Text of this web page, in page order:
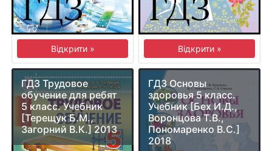
Відкрити » Відкрити »
ГДЗ Трудовое
обучение для ребят
5 класс. Учебник
[Терещук Б.М.,
Загорний В.К.] 2013
ГДЗ Основы
здоровья 5 класс.
Учебник [Бех И.Д.,
Воронцова Т.В.,
Пономаренко В.С.]
2018